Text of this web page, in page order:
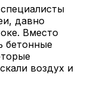
давно
Вместо
бетонные
воздух и